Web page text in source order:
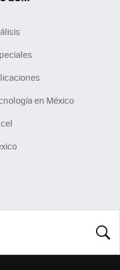
en México